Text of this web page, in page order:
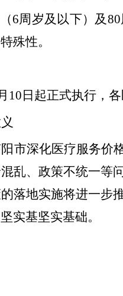
6周岁及以下）及
殊性。
10日起正式执行，
市深化医疗服务价
乱、政策不统一等
落地实施将进一步
实基坚实基础。